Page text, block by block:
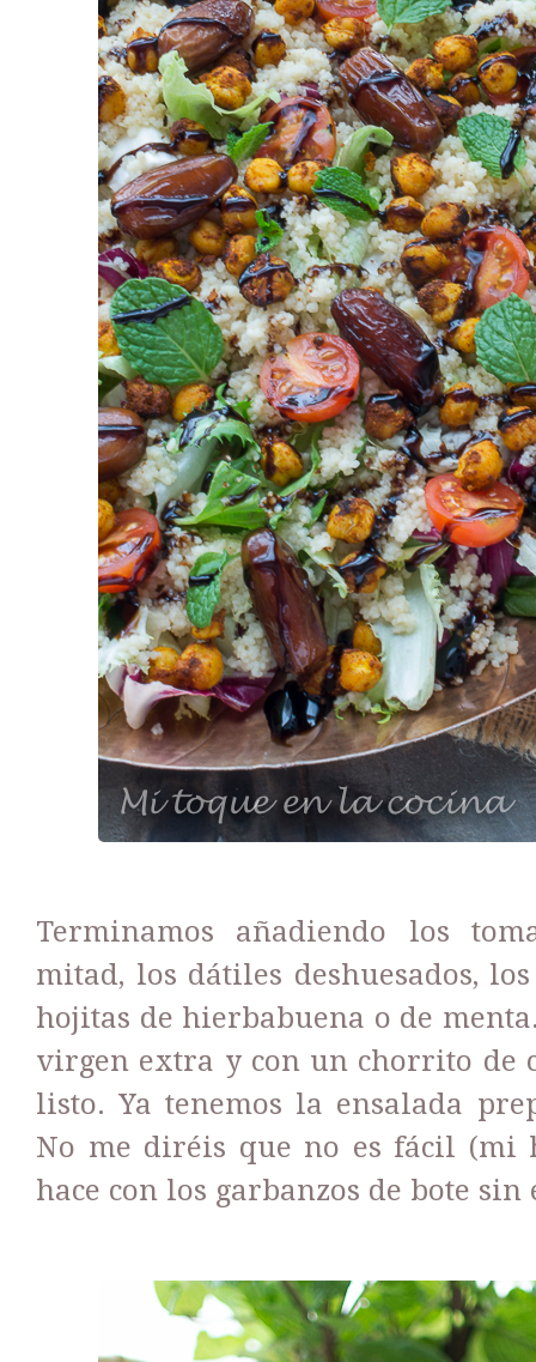
Terminamos añadiendo los
mitad, los dátiles deshuesados,
hojitas de hierbabuena o de
virgen extra y con un chorrito de
listo. Ya tenemos la ensalada
No me diréis que no es fácil (mi
hace con los garbanzos de bote sin